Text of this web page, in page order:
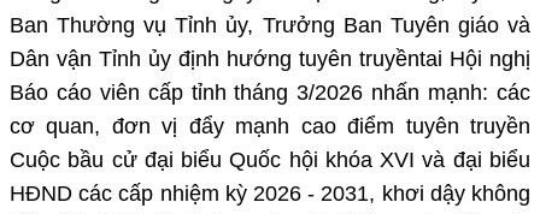
Ban Thường vụ Tỉnh ủy, Trưởng Ban Tuyên giáo và
Dân vận Tỉnh ủy định hướng tuyên truyềntai Hội nghị
Báo cáo viên cấp tỉnh tháng 3/2026 nhấn mạnh: các
cơ quan, đơn vị đẩy mạnh cao điểm tuyên truyền
Cuộc bầu cử đại biểu Quốc hội khóa XVI và đại biểu
HĐND các cấp nhiệm kỳ 2026 - 2031, khơi dậy không